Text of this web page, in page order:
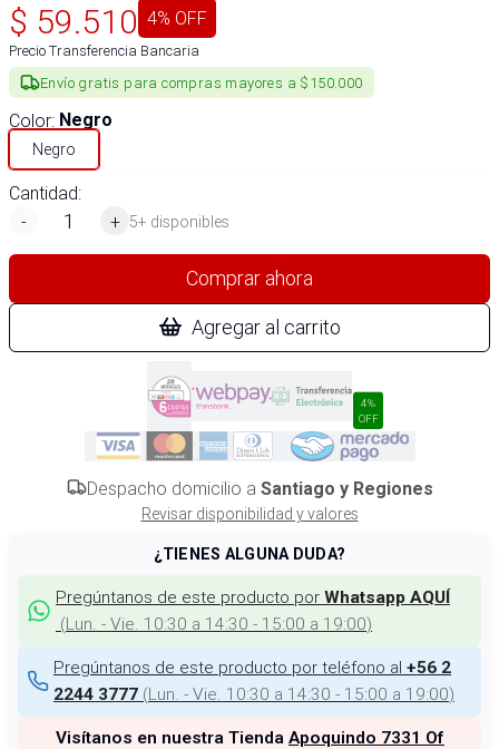
$ 59.510 4% OFF
Precio Transferencia Bancaria
Envío gratis para compras mayores a $150.000
Color: Negro
Negro
Cantidad:
-
+ 5+ disponibles
Comprar ahora
Agregar al carrito
4%
OFF
Despacho domicilio a Santiago y Regiones
Revisar disponibilidad y valores
¿TIENES ALGUNA DUDA?
Pregúntanos de este producto por Whatsapp AQUÍ
(Lun. - Vie. 10:30 a 14:30 - 15:00 a 19:00)
Pregúntanos de este producto por teléfono al +56 2
2244 3777 (Lun. - Vie. 10:30 a 14:30 - 15:00 a 19:00)
Visítanos en nuestra Tienda Apoquindo 7331 Of